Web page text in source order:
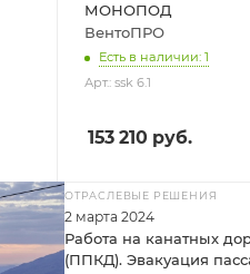
МОНОПОД
ВентоПРО
Есть в наличии: 1
Арт.: ssk 6.1
153 210 руб.
ОТРАСЛЕВЫЕ РЕШЕНИЯ
2 марта 2024
Работа на канатных
(ППКД). Эвакуация